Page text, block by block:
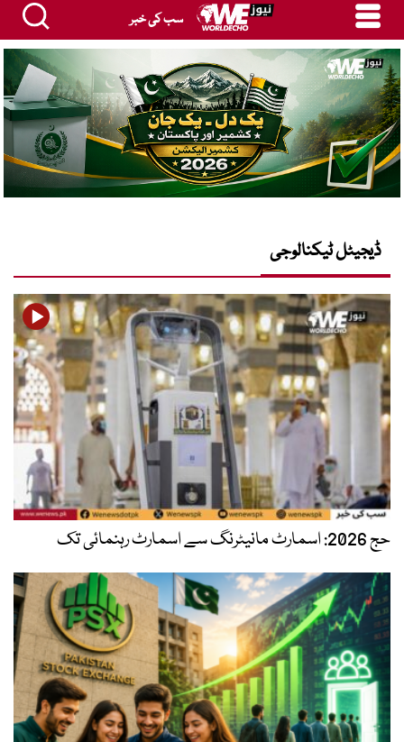
سب کی خبر
ڈیجیٹل ٹیکنالوجی
حج 2026: اسمارٹ مانیٹرنگ سے اسمارٹ رہنمائی تک